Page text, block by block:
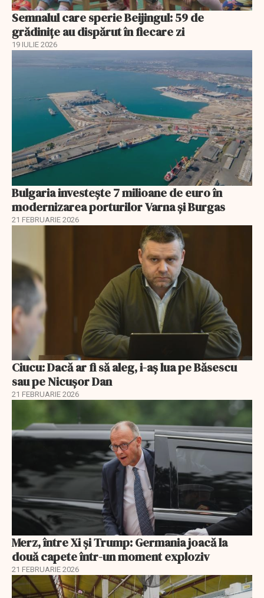
Semnalul care sperie Beijingul: 59 de
grădinițe au dispărut în fiecare zi
19 IULIE 2026
Bulgaria investește 7 milioane de euro în
modernizarea porturilor Varna și Burgas
21 FEBRUARIE 2026
Ciucu: Dacă ar fi să aleg, i-aș lua pe Băsescu
sau pe Nicușor Dan
21 FEBRUARIE 2026
Merz, între Xi și Trump: Germania joacă la
două capete într-un moment exploziv
21 FEBRUARIE 2026